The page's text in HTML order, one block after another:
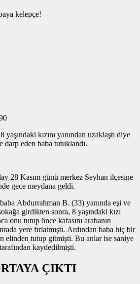
yaşındaki kızını yanından uzaklaştı diye
darp eden baba tutuklandı.
28 Kasım günü merkez Seyhan ilçesine
gece meydana geldi.
Abdurrahman B. (33) yanında eşi ve
girdikten sonra, 8 yaşındaki kızı
onu tutup önce kafasını arabanın
yere fırlatmıştı. Ardından baba hiç bir
elinden tutup gitmişti. Bu anlar ise saniye
kaydedilmişti.
ÇIKTI